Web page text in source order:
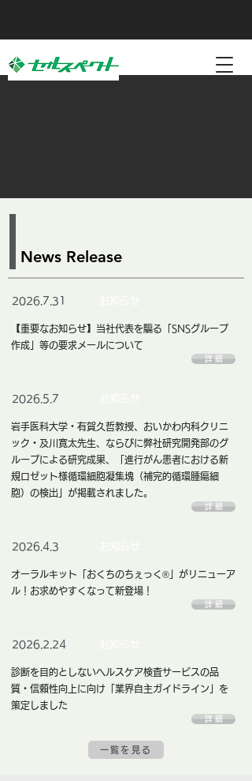
News Release
2026.7.31
【重要なお知らせ】当社代表を騙る「SNSグループ
作成」等の要求メールについて
詳 細
2026.5.7
岩手医科大学・有賀久哲教授、おいかわ内科クリニ
ック・及川寛太先生、ならびに弊社研究開発部のグ
ループによる研究成果、「進行がん患者における新
規ロゼット様循環細胞凝集塊（補完的循環腫瘍細
胞）の検出」が掲載されました。
詳 細
2026.4.3
オーラルキット「おくちのちぇっく®」がリニューア
ル！お求めやすくなって新登場！
詳 細
2026.2.24
診断を目的としないヘルスケア検査サービスの品
質・信頼性向上に向け「業界自主ガイドライン」を
策定しました
詳 細
一覧を見る